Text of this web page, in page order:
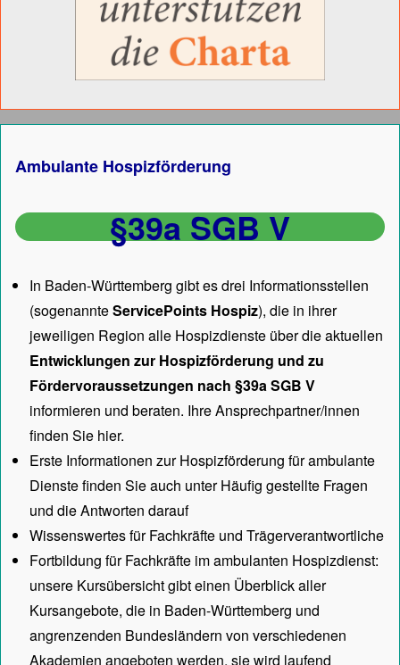
Ambulante Hospizförderung
§39a SGB V
In Baden-Württemberg gibt es drei Informationsstellen
(sogenannteServicePoints Hospiz), die in ihrer
jeweiligen Region alle Hospizdienste über die aktuellen
Entwicklungen zur Hospizförderung und zu
Fördervoraussetzungen nach §39a SGB V
informieren und beraten. Ihre Ansprechpartner/innen
finden Sie hier.
Erste Informationen zur Hospizförderung für ambulante
Dienste finden Sie auch unterHäufig gestellte Fragen
und die Antworten darauf
Wissenswertes für Fachkräfte und Trägerverantwortliche
Fortbildung für Fachkräfte im ambulanten Hospizdienst:
unsere Kursübersichtgibt einen Überblick aller
Kursangebote, die in Baden-Württemberg und
angrenzenden Bundesländern von verschiedenen
Akademien angeboten werden, sie wird laufend